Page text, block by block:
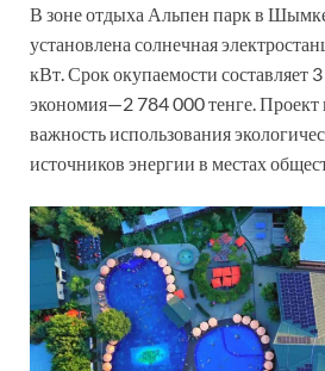
В зоне отдыха Альпен парк в
установлена солнечная
кВт. Срок окупаемости составляет
экономия—2 784 000 тенге. Проект
важность использования
источников энергии в местах